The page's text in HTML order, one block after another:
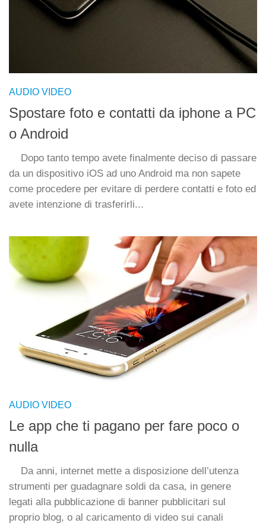
AUDIO VIDEO
Spostare foto e contatti da iphone a PC
o Android
Dopo tanto tempo avete finalmente deciso di passare
da un dispositivo iOS ad uno Android ma non sapete
come procedere per evitare di perdere contatti e foto ed
avete intenzione di trasferirli...
AUDIO VIDEO
Le app che ti pagano per fare poco o
nulla
Da anni, internet mette a disposizione dell’utenza
strumenti per guadagnare soldi da casa, in genere
legati alla pubblicazione di banner pubblicitari sul
proprio blog, o al caricamento di video sui canali